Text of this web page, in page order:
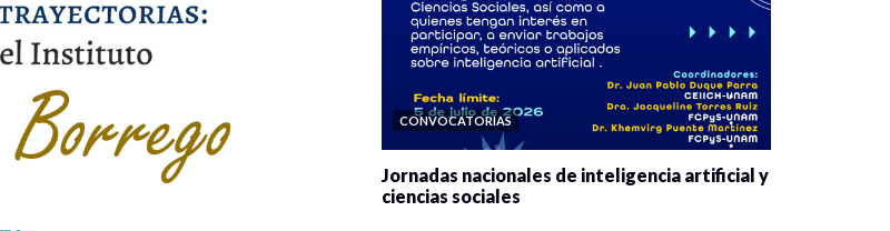
CONVOCATORIAS
Jornadas nacionales de inteligencia artificial y
ciencias sociales